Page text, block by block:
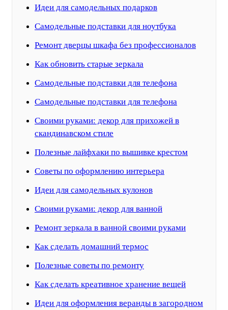
Идеи для самодельных подарков
Самодельные подставки для ноутбука
Ремонт дверцы шкафа без профессионалов
Как обновить старые зеркала
Самодельные подставки для телефона
Самодельные подставки для телефона
Своими руками: декор для прихожей в
скандинавском стиле
Полезные лайфхаки по вышивке крестом
Советы по оформлению интерьера
Идеи для самодельных кулонов
Своими руками: декор для ванной
Ремонт зеркала в ванной своими руками
Как сделать домашний термос
Полезные советы по ремонту
Как сделать креативное хранение вещей
Идеи для оформления веранды в загородном